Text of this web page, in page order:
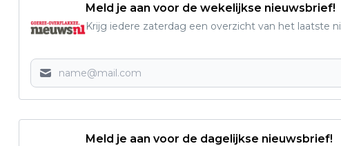
Meld je aan voor de wekelijkse nieuwsbrief!
Krijg iedere zaterdag een overzicht van het laatste
Meld je aan voor de dagelijkse nieuwsbrief!